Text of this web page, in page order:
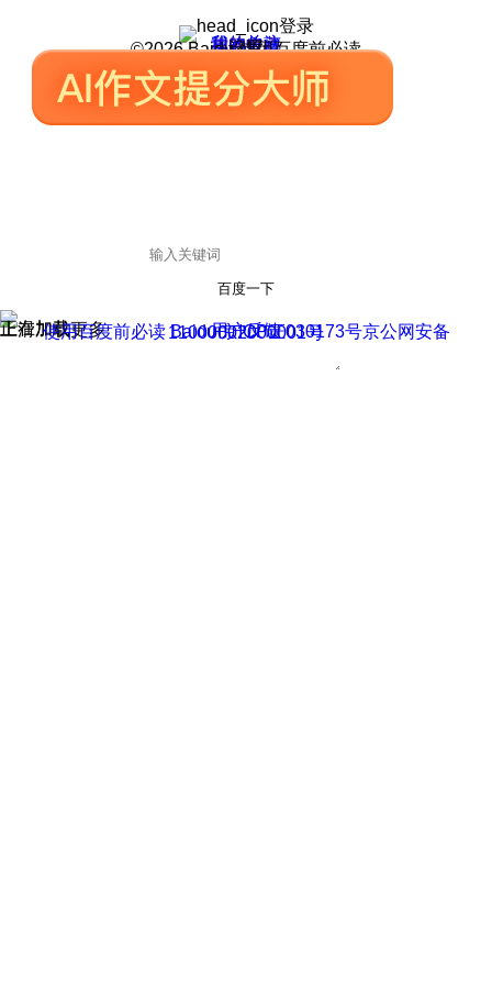
登录
我的关注
我的收藏
皮肤中心
用户反馈
设置
©2026 Baidu 使用百度前必读
百度一下
正在加载
上滑加载更多 用户反馈
使用百度前必读 Baidu 京ICP证030173号
京公网安备11000002000001号